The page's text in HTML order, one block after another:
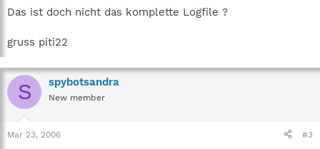
Das ist doch nicht das komplette Logfile ?
gruss piti22
S spybotsandra
New member
Mar 23, 2006 #3